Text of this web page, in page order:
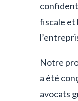
fiscale et
Notre
a été
avocats